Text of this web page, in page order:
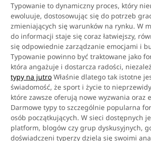
Typowanie to dynamiczny proces, który
ewoluuje, dostosowując się do potrzeb
zmieniających się warunków na rynku. W
do informacji staje się coraz łatwiejszy,
się odpowiednie zarządzanie emocjami i
Typowanie powinno być traktowane jako
która angażuje i dostarcza radości,
typy na jutro Właśnie dlatego tak istotne
świadomość, że sport i życie to
które zawsze oferują nowe wyzwania oraz
Darmowe typy to szczególnie popularna
osób początkujących. W sieci dostępnych
platform, blogów czy grup dyskusyjnych,
doświadczeni typerzy dzielą się swoimi